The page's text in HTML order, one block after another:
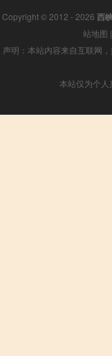
Copyright © 2012 - 2026 西
站地图 |
声明：本站内容来自互联网
本站仅为个人